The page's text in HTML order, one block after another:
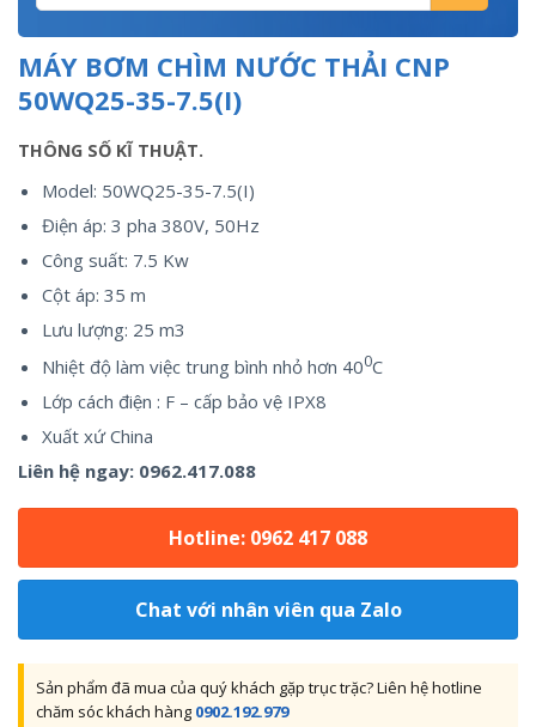
MÁY BƠM CHÌM NƯỚC THẢI CNP
50WQ25-35-7.5(I)
THÔNG SỐ KĨ THUẬT.
Model: 50WQ25-35-7.5(I)
Điện áp: 3 pha 380V, 50Hz
Công suất: 7.5 Kw
Cột áp: 35 m
Lưu lượng: 25 m3
Nhiệt độ làm việc trung bình nhỏ hơn 400C
Lớp cách điện : F – cấp bảo vệ IPX8
Xuất xứ China
Liên hệ ngay: 0962.417.088
Hotline: 0962 417 088
Chat với nhân viên qua Zalo
Sản phẩm đã mua của quý khách gặp trục trặc? Liên hệ hotline
chăm sóc khách hàng 0902.192.979